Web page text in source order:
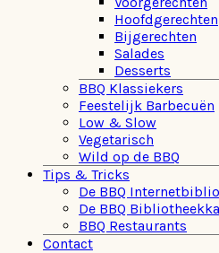
Hoofdgerechten
Bijgerechten
Salades
Desserts
BBQ Klassiekers
Feestelijk Barbecuën
Low & Slow
Vegetarisch
Wild op de BBQ
Tips & Tricks
De BBQ
De BBQ
BBQ Restaurants
Contact